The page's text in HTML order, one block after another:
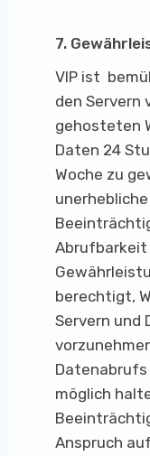
7.
VIP ist
den Servern
gehosteten
Daten 24
Woche zu
Abrufbarkeit
berechtigt,
Servern und
Datenabrufs
möglich
Anspruch